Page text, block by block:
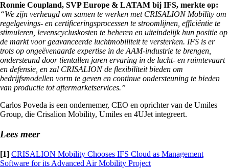
Ronnie Coupland, SVP Europe & LATAM bij IFS, merkte op:
“We zijn verheugd om samen te werken met CRISALION Mobility om
regelgevings- en certificeringsprocessen te stroomlijnen, efficiëntie te
stimuleren, levenscycluskosten te beheren en uiteindelijk hun positie op
de markt voor geavanceerde luchtmobiliteit te versterken. IFS is er
trots op ongeëvenaarde expertise in de AAM-industrie te brengen,
ondersteund door tientallen jaren ervaring in de lucht- en ruimtevaart
en defensie, en zal CRISALION de flexibiliteit bieden om
bedrijfsmodellen vorm te geven en continue ondersteuning te bieden
van productie tot aftermarketservices.”
Carlos Poveda is een ondernemer, CEO en oprichter van de Umiles
Group, die Crisalion Mobility, Umiles en 4UJet integreert.
Lees meer
[1] CRISALION Mobility Chooses IFS Cloud as Management
Software for its Advanced Air Mobility Project